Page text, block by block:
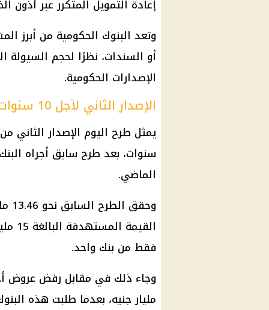
إعادة التمويل المتكرر عبر أذون
وتعد البنوك الحكومية من أبرز
أو السندات، نظرًا لحجم السيولة
الإصدارات الحكومية.
الإصدار الثاني لأجل 10 سنوات متغيرة العائد
سنوات، بعد طرح سابق أجراه
الماضي.
القيمة المستهدفة البالغة 15 مليار جنيه، بعدما قبلت وزارة
فقط من بنك واحد.
مليار جنيه، بعدما طلبت هذه